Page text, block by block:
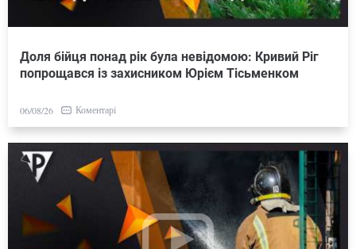
Доля бійця понад рік була невідомою: Кривий Ріг
попрощався із захисником Юрієм Тісьменком
06/08/26 Коментарі